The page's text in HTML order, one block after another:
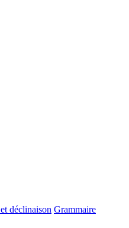
et déclinaison Grammaire